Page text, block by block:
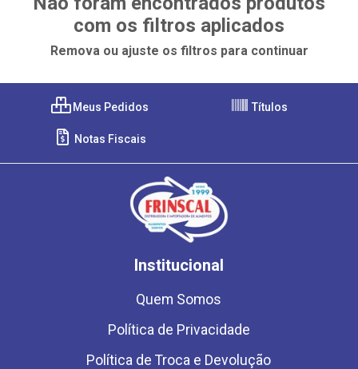
com os filtros aplicados
Remova ou ajuste os filtros para continuar
Meus Pedidos Títulos
Notas Fiscais
Institucional
Quem Somos
Política de Privacidade
Política de Troca e Devolução